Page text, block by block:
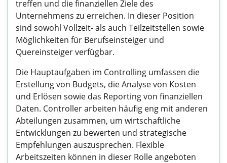
treffen und die finanziellen Ziele des
Unternehmens zu erreichen. In dieser Position
sind sowohl Vollzeit- als auch Teilzeitstellen sowie
Möglichkeiten für Berufseinsteiger und
Quereinsteiger verfügbar.
Die Hauptaufgaben im Controlling umfassen die
Erstellung von Budgets, die Analyse von Kosten
und Erlösen sowie das Reporting von finanziellen
Daten. Controller arbeiten häufig eng mit anderen
Abteilungen zusammen, um wirtschaftliche
Entwicklungen zu bewerten und strategische
Empfehlungen auszusprechen. Flexible
Arbeitszeiten können in dieser Rolle angeboten